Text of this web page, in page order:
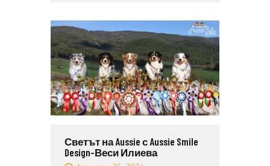
Светът на Aussie с Aussie Smile
Design-Веси Илиева